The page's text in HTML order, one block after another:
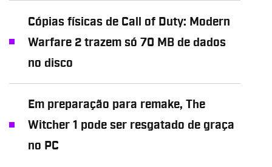
Cópias físicas de Call of Duty: Modern
Warfare 2 trazem só 70 MB de dados
no disco
Em preparação para remake, The
Witcher 1 pode ser resgatado de graça
no PC